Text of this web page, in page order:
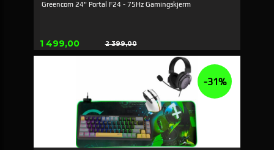
Greencom 24" Portal F24 - 75Hz Gamingskjerm
Tilbud
1 499,00 2 399,00
Rabatt
-31%